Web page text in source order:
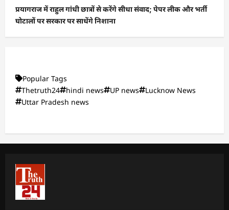
प्रयागराज में राहुल गांधी छात्रों से करेंगे सीधा संवाद; पेपर लीक और भर्ती
घोटालों पर सरकार पर साधेंगे निशाना
Popular Tags
Thetruth24
hindi news UP news
Lucknow News
Uttar Pradesh news